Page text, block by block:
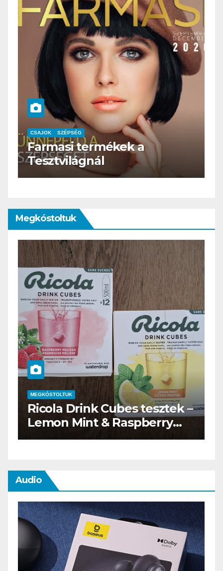
CSAJOK SZÉPSÉG
HERBioticum
Megkóstoltuk
MEGKÓSTOLTUK
Waterdrop üdítő kapszula
teszt
Audio